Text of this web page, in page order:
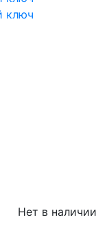
Нет в наличии